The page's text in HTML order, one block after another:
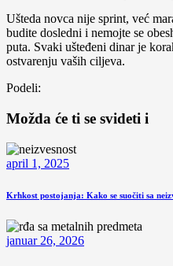
Ušteda novca nije sprint, već
budite dosledni i nemojte se
puta. Svaki ušteđeni dinar je
ostvarenju vaših ciljeva.
Podeli:
Možda će ti se svideti i
april 1, 2025
Krhkost postojanja: Kako se suočiti sa
januar 26, 2026